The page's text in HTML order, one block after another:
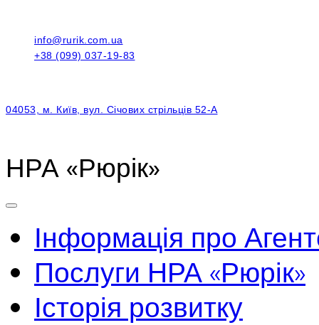
info@rurik.com.ua
+38 (099) 037-19-83
04053, м. Київ, вул. Січових стрільців 52-А
НРА «Рюрік»
Інформація про
Послуги НРА «Рюрік»
Історія розвитку